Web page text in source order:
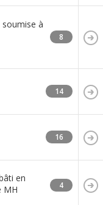
à
8
14
16
en
MH
4